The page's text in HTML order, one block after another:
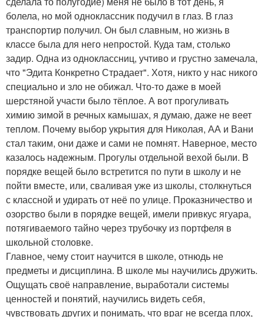
болела, но мой одноклассник подучил в глаз. В глаз
транспортир получил. Он был славным, но жизнь в
классе была для него непростой. Куда там, столько
задир. Одна из одноклассниц, учтиво и грустно замечала,
что "Эдита Конкретно Страдает". Хотя, никто у нас никого
специально и зло не обижал. Что-то даже в моей
шерстяной участи было тёплое. А вот прогуливать
химию зимой в речных камышах, я думаю, даже не веет
теплом. Почему выбор укрытия для Николая, АА и Вани
стал таким, они даже и сами не помнят. Наверное, место
казалось надежным. Прогулы отдельной вехой были. В
порядке вещей было встретится по пути в школу и не
пойти вместе, или, сваливая уже из школы, столкнуться
с классной и удирать от неё по улице. Проказничество и
озорство были в порядке вещей, имели привкус ягуара,
потягиваемого тайно через трубочку из портфеля в
школьной столовке.
Главное, чему стоит научится в школе, отнюдь не
предметы и дисциплина. В школе мы научились дружить.
Ощущать своё направление, выработали системы
ценностей и понятий, научились видеть себя,
чувствовать других и понимать, что враг не всегда плох,